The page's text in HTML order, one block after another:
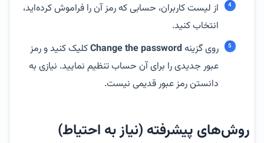
از لیست کاربران، حسابی که رمز آن را فراموش کرده‌اید،
انتخاب کنید.
روی گزینهChange the passwordکلیک کنید و رمز
عبور جدیدی را برای آن حساب تنظیم نمایید. نیازی به
دانستن رمز عبور قدیمی نیست.
روش‌های پیشرفته (نیاز به احتیاط)